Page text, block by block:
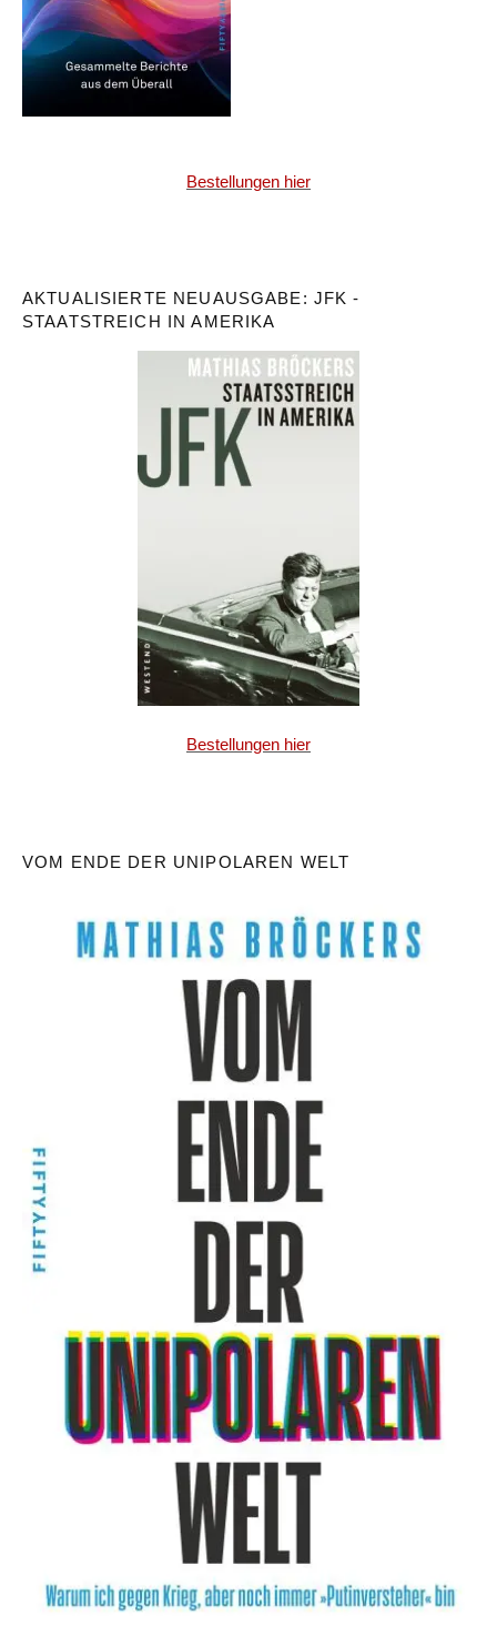
Bestellungen hier
AKTUALISIERTE NEUAUSGABE: JFK -
STAATSTREICH IN AMERIKA
Bestellungen hier
VOM ENDE DER UNIPOLAREN WELT